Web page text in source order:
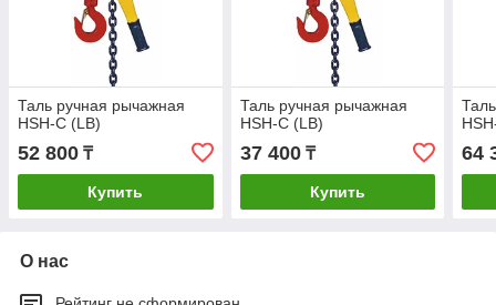
Таль ручная рычажная
HSH-C (LB)
52 800 ₸
Купить
Таль ручная рычажная
HSH-C (LB)
37 400₸
Купить
64
О нас